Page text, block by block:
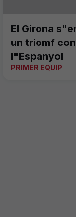
El Girona
un triomf
l"Espanyol
PRIMER EQUIP